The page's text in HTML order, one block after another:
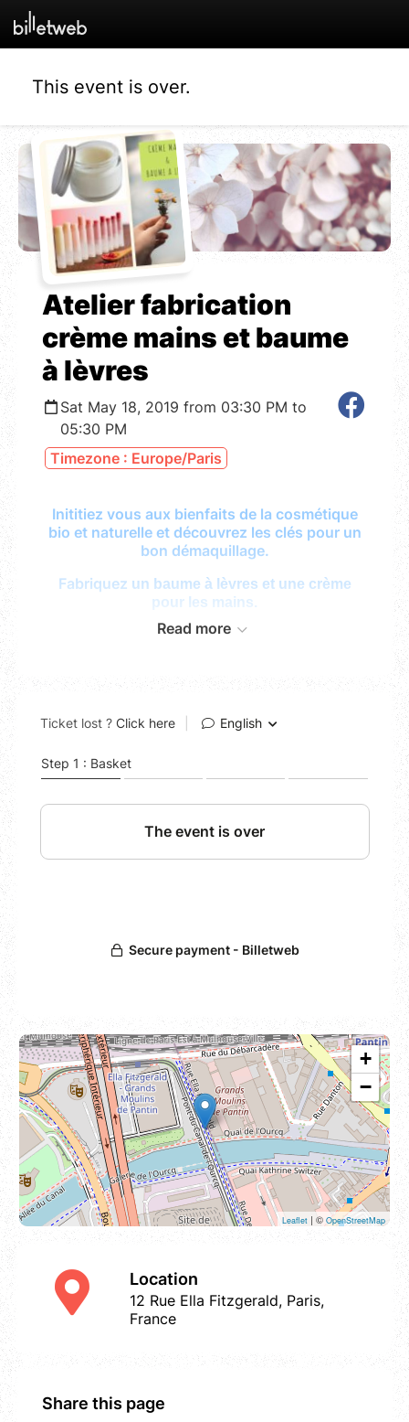
This event is over.
Atelier fabrication
crème mains et baume
à lèvres
Sat May 18, 2019 from 03:30 PM to
05:30 PM
Timezone : Europe/Paris
Inititiez vous aux bienfaits de la cosmétique
bio et naturelle et découvrez les clés pour un
bon démaquillage.
Fabriquez un baume à lèvres et une crème
pour les mains.
cosmétique bio et naturelle.
peaux et leurs problématiques.
Nous comprendrons pourquoi il est
Nous élaborerons deux formules
Cet atelier s'adresse aux femmes comme aux
naturelles, certifiées bio, respectueuses du
corps et de l'environnement.
Je vous fournis contenants, matières
premières et matériels.
Read more
+
−
Leaflet | © OpenStreetMap
Location
12 Rue Ella Fitzgerald, Paris,
France
Share this page